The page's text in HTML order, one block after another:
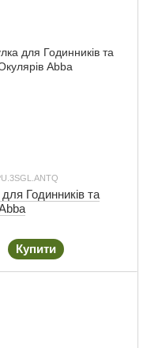
Годинників та
Купити